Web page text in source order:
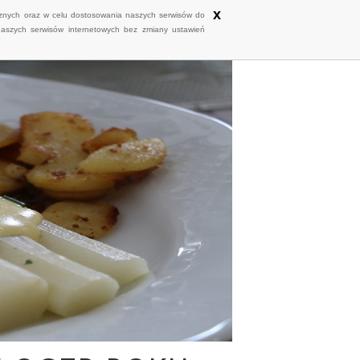
oraz w celu dostosowania naszych serwisów do
serwisów internetowych bez zmiany ustawień
x